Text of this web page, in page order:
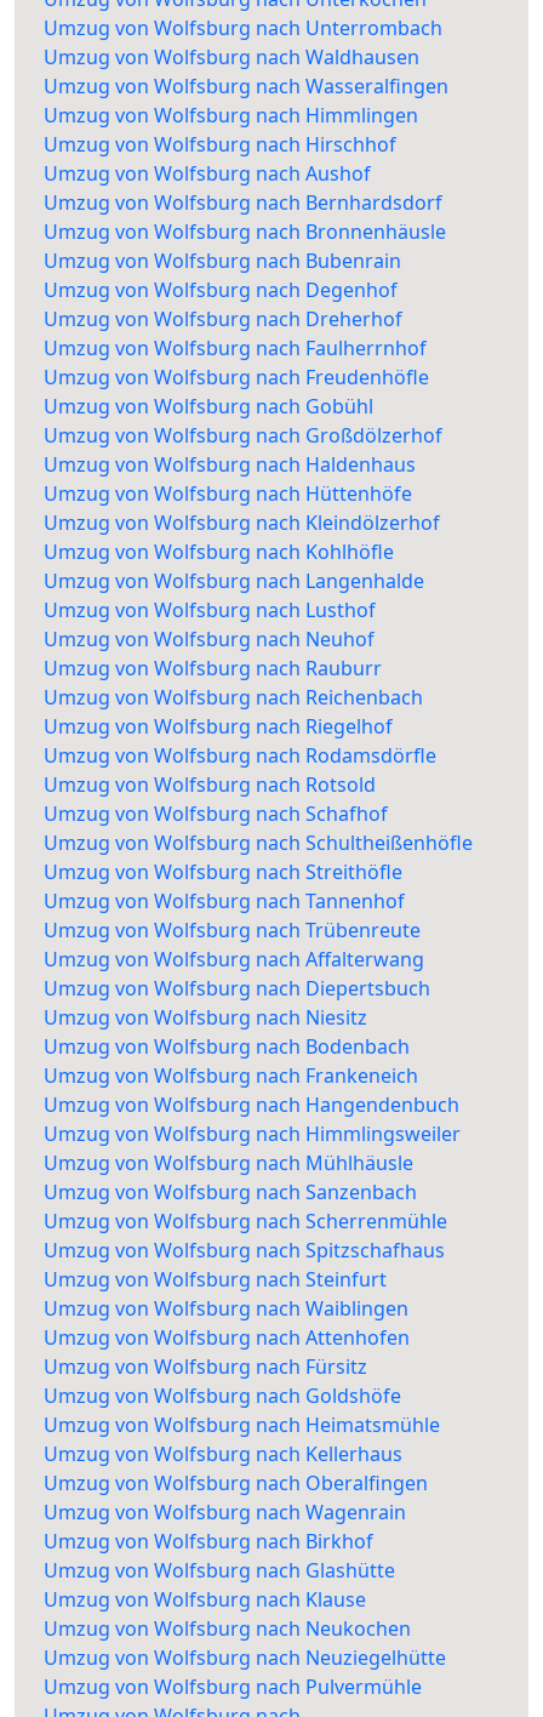
Umzug von Wolfsburg nach Unterrombach
Umzug von Wolfsburg nach Waldhausen
Umzug von Wolfsburg nach Wasseralfingen
Umzug von Wolfsburg nach Himmlingen
Umzug von Wolfsburg nach Hirschhof
Umzug von Wolfsburg nach Aushof
Umzug von Wolfsburg nach Bernhardsdorf
Umzug von Wolfsburg nach Bronnenhäusle
Umzug von Wolfsburg nach Bubenrain
Umzug von Wolfsburg nach Degenhof
Umzug von Wolfsburg nach Dreherhof
Umzug von Wolfsburg nach Faulherrnhof
Umzug von Wolfsburg nach Freudenhöfle
Umzug von Wolfsburg nach Gobühl
Umzug von Wolfsburg nach Großdölzerhof
Umzug von Wolfsburg nach Haldenhaus
Umzug von Wolfsburg nach Hüttenhöfe
Umzug von Wolfsburg nach Kleindölzerhof
Umzug von Wolfsburg nach Kohlhöfle
Umzug von Wolfsburg nach Langenhalde
Umzug von Wolfsburg nach Lusthof
Umzug von Wolfsburg nach Neuhof
Umzug von Wolfsburg nach Rauburr
Umzug von Wolfsburg nach Reichenbach
Umzug von Wolfsburg nach Riegelhof
Umzug von Wolfsburg nach Rodamsdörfle
Umzug von Wolfsburg nach Rotsold
Umzug von Wolfsburg nach Schafhof
Umzug von Wolfsburg nach Schultheißenhöfle
Umzug von Wolfsburg nach Streithöfle
Umzug von Wolfsburg nach Tannenhof
Umzug von Wolfsburg nach Trübenreute
Umzug von Wolfsburg nach Affalterwang
Umzug von Wolfsburg nach Diepertsbuch
Umzug von Wolfsburg nach Niesitz
Umzug von Wolfsburg nach Bodenbach
Umzug von Wolfsburg nach Frankeneich
Umzug von Wolfsburg nach Hangendenbuch
Umzug von Wolfsburg nach Himmlingsweiler
Umzug von Wolfsburg nach Mühlhäusle
Umzug von Wolfsburg nach Sanzenbach
Umzug von Wolfsburg nach Scherrenmühle
Umzug von Wolfsburg nach Spitzschafhaus
Umzug von Wolfsburg nach Steinfurt
Umzug von Wolfsburg nach Waiblingen
Umzug von Wolfsburg nach Attenhofen
Umzug von Wolfsburg nach Fürsitz
Umzug von Wolfsburg nach Goldshöfe
Umzug von Wolfsburg nach Heimatsmühle
Umzug von Wolfsburg nach Kellerhaus
Umzug von Wolfsburg nach Oberalfingen
Umzug von Wolfsburg nach Wagenrain
Umzug von Wolfsburg nach Birkhof
Umzug von Wolfsburg nach Glashütte
Umzug von Wolfsburg nach Klause
Umzug von Wolfsburg nach Neukochen
Umzug von Wolfsburg nach Neuziegelhütte
Umzug von Wolfsburg nach Pulvermühle